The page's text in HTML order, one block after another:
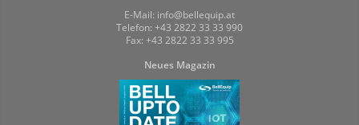
E-Mail: info@bellequip.at
Telefon: +43 2822 33 33 990
Fax: +43 2822 33 33 995
Neues Magazin